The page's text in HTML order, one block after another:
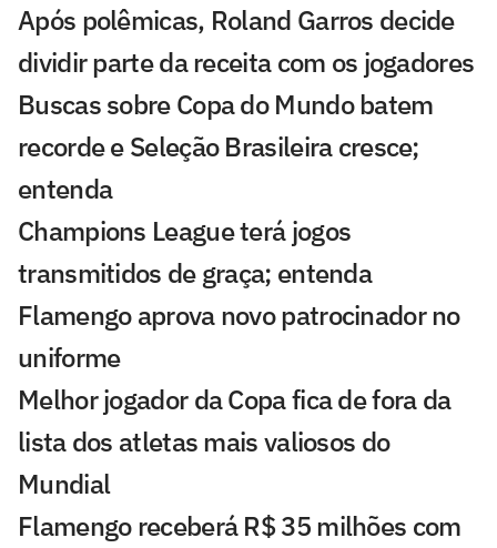
Após polêmicas, Roland Garros decide
dividir parte da receita com os jogadores
Buscas sobre Copa do Mundo batem
recorde e Seleção Brasileira cresce;
entenda
Champions League terá jogos
transmitidos de graça; entenda
Flamengo aprova novo patrocinador no
uniforme
Melhor jogador da Copa fica de fora da
lista dos atletas mais valiosos do
Mundial
Flamengo receberá R$ 35 milhões com